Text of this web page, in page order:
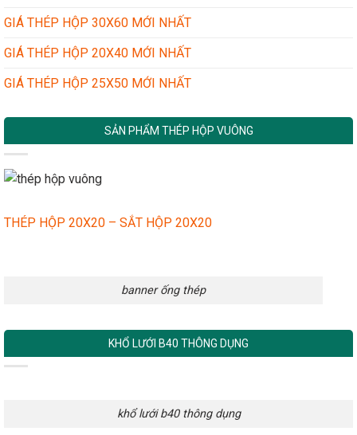
GIÁ THÉP HỘP 30X60 MỚI NHẤT
GIÁ THÉP HỘP 20X40 MỚI NHẤT
GIÁ THÉP HỘP 25X50 MỚI NHẤT
SẢN PHẨM THÉP HỘP VUÔNG
THÉP HỘP 20X20 – SẮT HỘP 20X20
banner ống thép
KHỔ LƯỚI B40 THÔNG DỤNG
khổ lưới b40 thông dụng